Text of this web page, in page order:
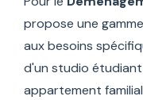
propose une
aux besoins
d'un studio étudiant
appartement